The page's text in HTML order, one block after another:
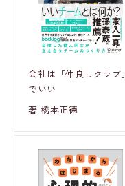
会社は「仲良しクラブ」
でいい
著 橋本正徳